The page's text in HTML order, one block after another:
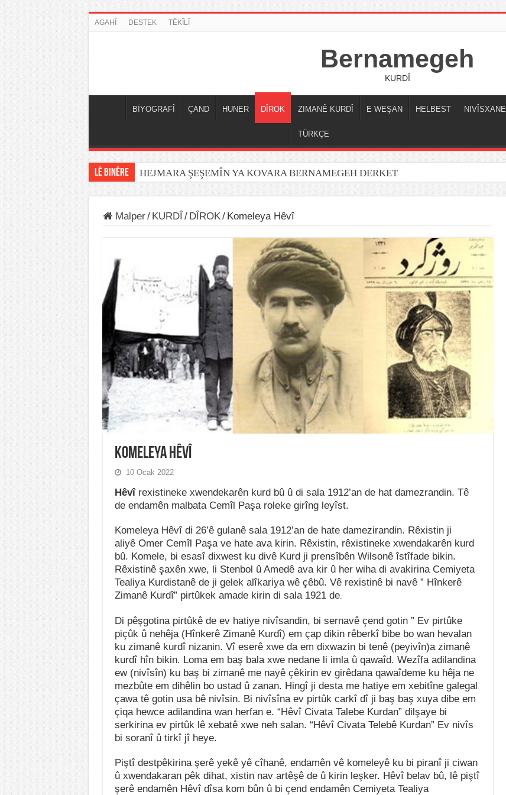
AGAHÎ DESTEK TÊKÎLÎ
Bernamegeh
KURDÎ
BİYOGRAFÎ ÇAND HUNER DÎROK ZIMANÊ KURDÎ E WEŞAN HELBEST NIVÎSXANE
TÜRKÇE
LÊ BINÊRE HEJMARA ŞEŞEMÎN YA KOVARA BERNAMEGEH DERKET
Malper/ KURDÎ / DÎROK/ Komeleya Hêvî
Komeleya Hêvî
10 Ocak 2022
Hêvîrexistineke xwendekarên kurd bû û di sala 1912’an de hat damezrandin. Tê
de endamên malbata Cemîl Paşa roleke girîng leyîst.
Komeleya Hêvî di 26’ê gulanê sala 1912’an de hate damezirandin. Rêxistin ji
aliyê Omer Cemîl Paşa ve hate ava kirin. Rêxistin, rêxistineke xwendakarên kurd
bû. Komele, bi esasî dixwest ku divê Kurd ji prensîbên Wilsonê îstîfade bikin.
Rêxistinê şaxên xwe, li Stenbol û Amedê ava kir û her wiha di avakirina Cemiyeta
Tealiya Kurdistanê de ji gelek alîkariya wê çêbû. Vê rexistinê bi navê ” Hînkerê
Zimanê Kurdî” pirtûkek amade kirin di sala 1921 de.
Di pêşgotina pirtûkê de ev hatiye nivîsandin, bi sernavê çend gotin ” Ev pirtûke
piçûk û nehêja (Hînkerê Zimanê Kurdî) em çap dikin rêberkî bibe bo wan hevalan
ku zimanê kurdî nizanin. Vî eserê xwe da em dixwazin bi tenê (peyivîn)a zimanê
kurdî hîn bikin. Loma em baş bala xwe nedane li imla û qawaîd. Wezîfa adilandina
ew (nivîsîn) ku baş bi zimanê me nayê çêkirin ev girêdana qawaîdeme ku hêja ne
mezbûte em dihêlin bo ustad û zanan. Hingî ji desta me hatiye em xebitîne galegal
çawa tê gotin usa bê nivîsin. Bi nivîsîna ev pirtûk carkî dî ji baş baş xuya dibe em
çiqa hewce adilandina wan herfan e. “Hêvî Civata Talebe Kurdan” dilşaye bi
serkirina ev pirtûk lê xebatê xwe neh salan. “Hêvî Civata Telebê Kurdan” Ev nivîs
bi soranî û tirkî jî heye.
Piştî destpêkirina şerê yekê yê cîhanê, endamên vê komeleyê ku bi piranî ji ciwan
û xwendakaran pêk dihat, xistin nav artêşê de û kirin leşker. Hêvî belav bû, lê piştî
şerê endamên Hêvî dîsa kom bûn û bi çend endamên Cemiyeta Tealiya